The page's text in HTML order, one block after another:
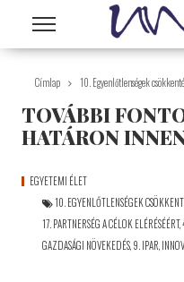
Ugrás a tartalomra
Címlap 10. Egyenlőtlenségek
TOVÁBBI
HATÁRON
EGYETEMI ÉLET
10. EGYENLŐTLENSÉGEK
17. PARTNERSÉG A CÉLOK ELÉRÉSÉÉRT,
GAZDASÁGI NÖVEKEDÉS,9. IPAR,